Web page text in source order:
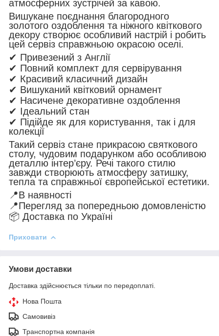
атмосферних зустрічей за кавою.
Вишукане поєднання благородного
золотого оздоблення та ніжного квіткового
декору створює особливий настрій і робить
цей сервіз справжньою окрасою оселі.
✔ Привезений з Англії
✔ Повний комплект для сервірування
✔ Красивий класичний дизайн
✔ Вишуканий квітковий орнамент
✔ Насичене декоративне оздоблення
✔ Ідеальний стан
✔ Підійде як для користування, так і для
колекції
Такий сервіз стане прикрасою святкового
столу, чудовим подарунком або особливою
деталлю інтер’єру. Речі такого стилю
завжди створюють атмосферу затишку,
тепла та справжньої європейської естетики.
📍В наявності
📍Перегляд за попередньою домовленістю
📦 Доставка по Україні
Приховати
Умови доставки
Доставка здійснюється тільки по передоплаті.
Нова Пошта
Самовивіз
Транспортна компанія